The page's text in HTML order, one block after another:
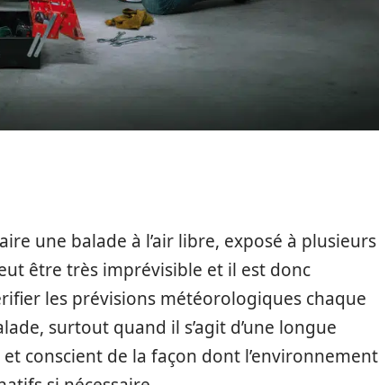
une balade à l’air libre, exposé à plusieurs
être très imprévisible et il est donc
les prévisions météorologiques chaque
surtout quand il s’agit d’une longue
conscient de la façon dont l’environnement